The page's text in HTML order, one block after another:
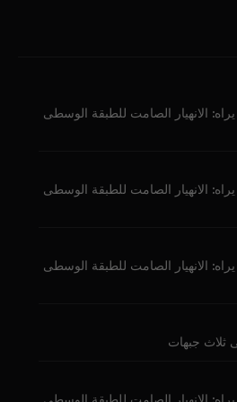
يراه: الانهيار الصامت للطبقة الوسطى
يراه: الانهيار الصامت للطبقة الوسطى
يراه: الانهيار الصامت للطبقة الوسطى
جبهات